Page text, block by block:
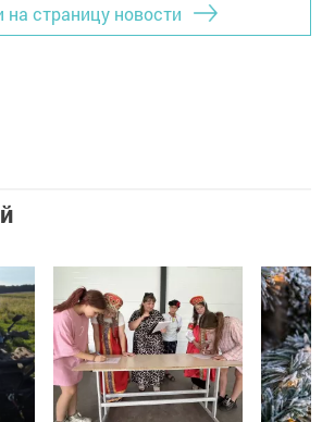
на страницу новости